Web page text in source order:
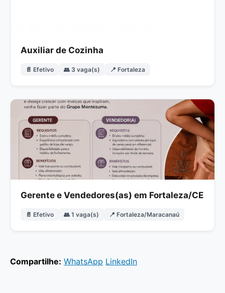
Auxiliar de Cozinha
📄 Efetivo 👥 3 vaga(s) 📍 Fortaleza
Gerente e Vendedores(as) em Fortaleza/CE
📄 Efetivo 👥 1 vaga(s) 📍 Fortaleza/Maracanaú
Compartilhe: WhatsApp LinkedIn